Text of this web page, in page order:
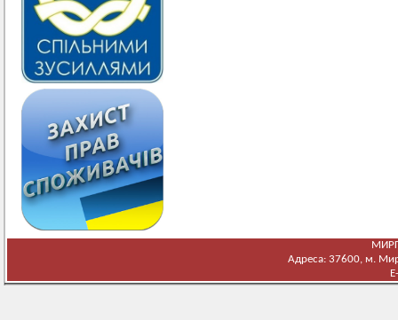
Адреса: 37600, м.